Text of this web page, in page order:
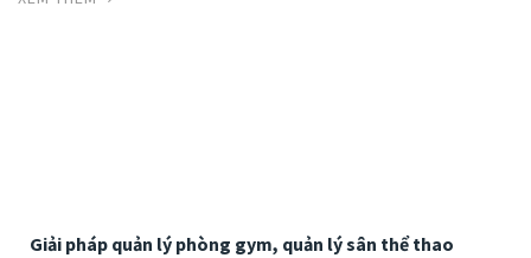
Giải pháp quản lý phòng gym, quản lý sân thể thao